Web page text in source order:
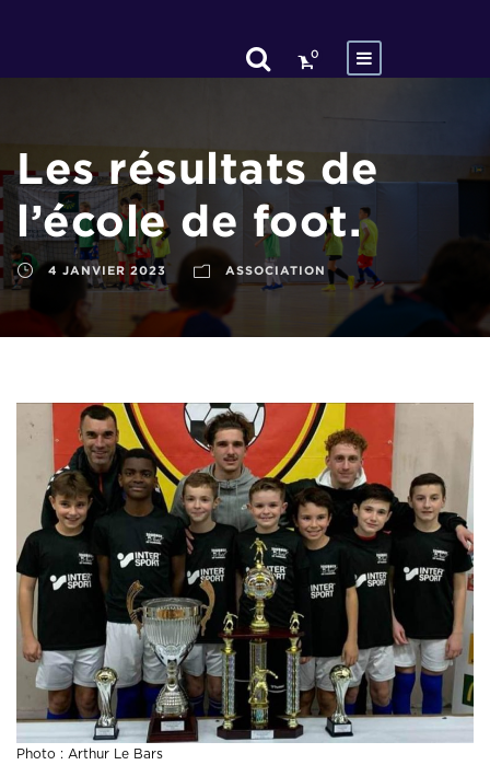
0
Les résultats de
l’école de foot.
4 JANVIER 2023 ASSOCIATION
Photo : Arthur Le Bars